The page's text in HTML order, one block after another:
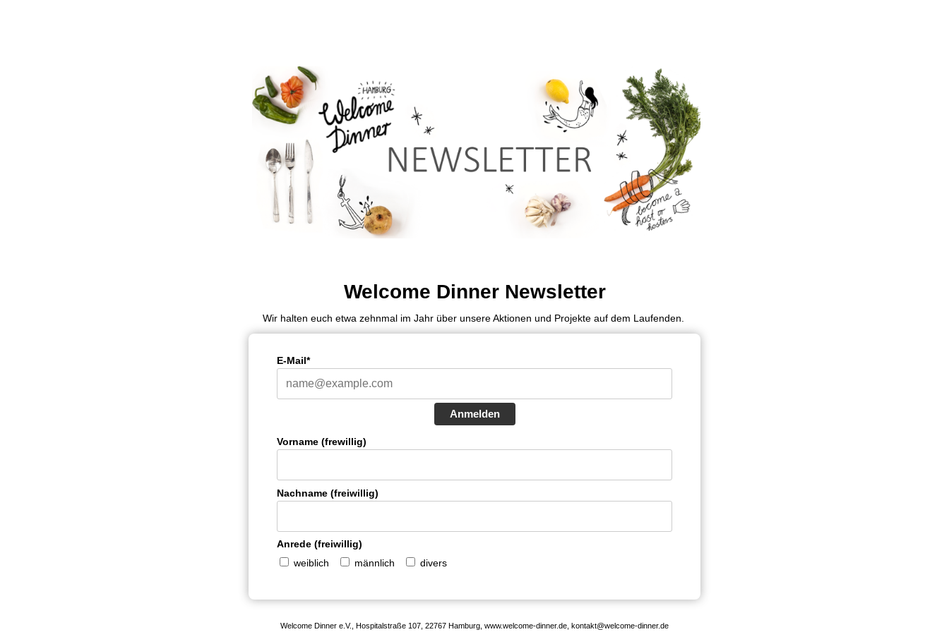
Welcome Dinner Newsletter
Wir halten euch etwa zehnmal im Jahr über unsere Aktionen und Projekte auf dem Laufenden.
E-Mail*
Anmelden
Vorname (frewillig)
Nachname (freiwillig)
Anrede (freiwillig)
weiblich
männlich divers
Welcome Dinner e.V., Hospitalstraße 107, 22767 Hamburg, www.welcome-dinner.de, kontakt@welcome-dinner.de